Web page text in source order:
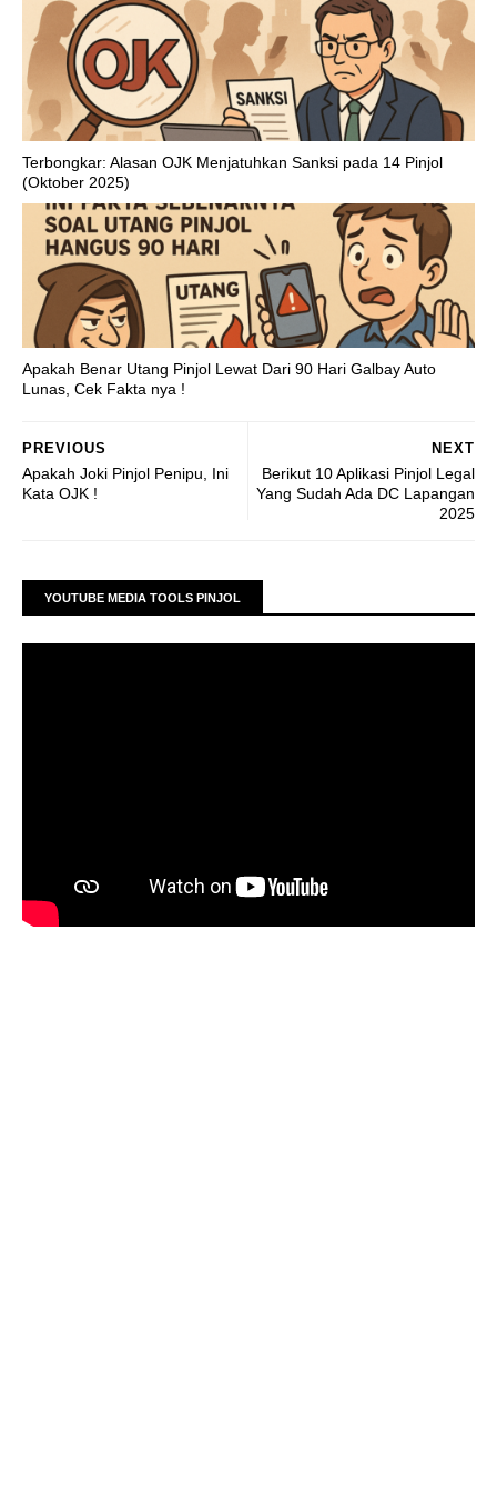
Terbongkar: Alasan OJK Menjatuhkan Sanksi pada 14 Pinjol
(Oktober 2025)
Apakah Benar Utang Pinjol Lewat Dari 90 Hari Galbay Auto
Lunas, Cek Fakta nya !
NEXT
Berikut 10 Aplikasi Pinjol Legal
Yang Sudah Ada DC Lapangan
2025
PREVIOUS
Apakah Joki Pinjol Penipu, Ini
Kata OJK !
YOUTUBE MEDIA TOOLS PINJOL